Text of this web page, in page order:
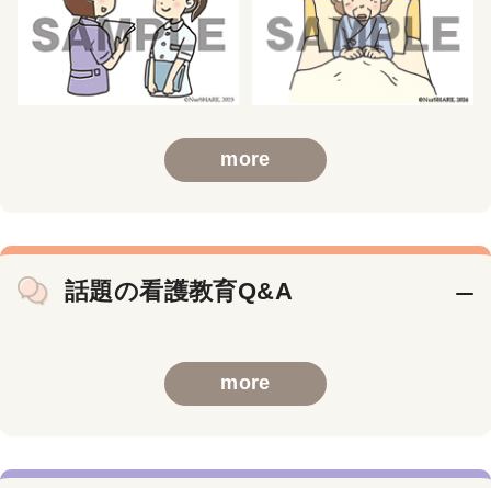
more
話題の看護教育Q&A
more